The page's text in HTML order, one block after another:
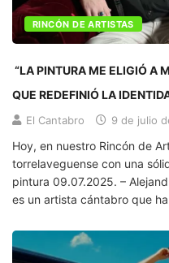
RINCÓN DE ARTISTAS
“LA PINTURA ME ELIGIÓ A MÍ”: EL REGRESO A CANTABRIA
QUE REDEFINIÓ LA
El Cantabro 9 de julio
Hoy, en nuestro Rincón de
torrelaveguense con una
pintura 09.07.2025. –
es un artista cántabro que